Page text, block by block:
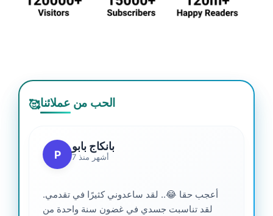
🥰الحب من عملائنا
P
بانكاج بابو
7 أشهر منذ
أعجب حقا 😂.. لقد ساعدوني كثيرًا في تقدمي.
لقد تناسبت جسدي في غضون سنة واحدة من